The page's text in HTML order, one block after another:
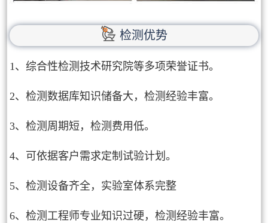
检测优势
1、综合性检测技术研究院等多项荣誉证书。
2、检测数据库知识储备大，检测经验丰富。
3、检测周期短，检测费用低。
4、可依据客户需求定制试验计划。
5、检测设备齐全，实验室体系完整
6、检测工程师专业知识过硬，检测经验丰富。